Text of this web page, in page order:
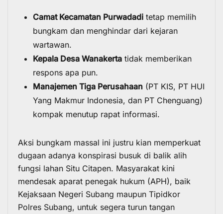
Camat Kecamatan Purwadadi tetap memilih
bungkam dan menghindar dari kejaran
wartawan.
Kepala Desa Wanakerta tidak memberikan
respons apa pun.
Manajemen Tiga Perusahaan (PT KIS, PT HUI
Yang Makmur Indonesia, dan PT Chenguang)
kompak menutup rapat informasi.
Aksi bungkam massal ini justru kian memperkuat
dugaan adanya konspirasi busuk di balik alih
fungsi lahan Situ Citapen. Masyarakat kini
mendesak aparat penegak hukum (APH), baik
Kejaksaan Negeri Subang maupun Tipidkor
Polres Subang, untuk segera turun tangan